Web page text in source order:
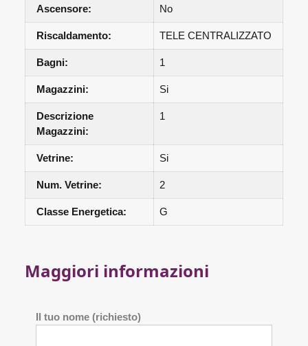
Ascensore: No
Riscaldamento: TELE CENTRALIZZATO
Bagni: 1
Magazzini: Si
Descrizione
Magazzini:
1
Vetrine: Si
Num. Vetrine: 2
Classe Energetica: G
Maggiori informazioni
Il tuo nome (richiesto)